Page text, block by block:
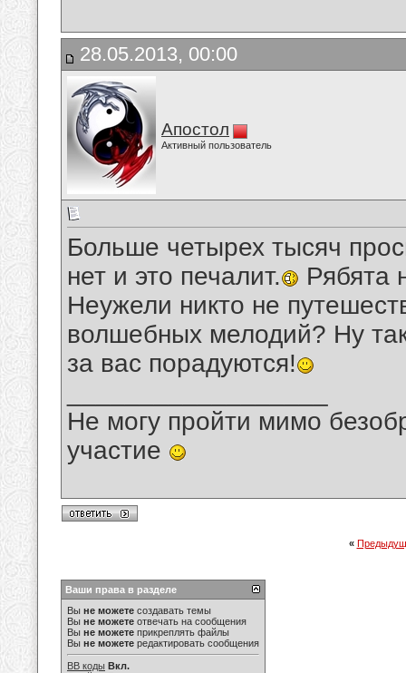
28.05.2013, 00:00
Апостол
Активный пользователь
Больше четырех тысяч
нет и это печалит.
Рябята
Неужели никто не
волшебных мелодий? Ну
за вас порадуются!
Не могу пройти мимо
участие
«
Ваши права в разделе
Вы не можете создавать темы
Вы не можете отвечать на сообщения
Вы не можете прикреплять файлы
Вы не можете редактировать сообщения
BB коды Вкл.